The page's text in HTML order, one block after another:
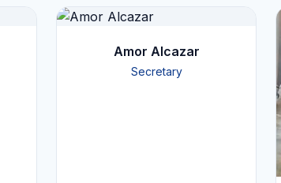
Amor Alcazar
Secretary